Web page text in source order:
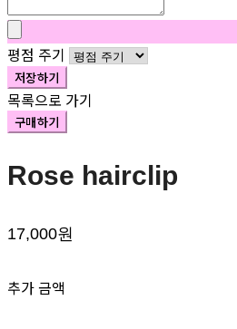
평점 주기
저장하기
목록으로 가기
구매하기
Rose hairclip
17,000원
추가 금액